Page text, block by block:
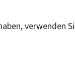
verwenden